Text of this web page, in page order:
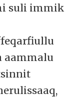
suli immik
aammalu